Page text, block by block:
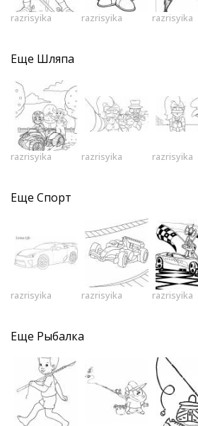
razrisyika razrisyika razrisyika
Еще Шляпа
razrisyika razrisyika razrisyika
Еще Спорт
razrisyika razrisyika razrisyika
Еще Рыбалка